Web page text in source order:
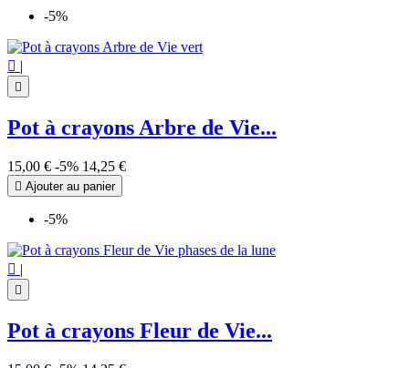
-5%
 |

Pot à crayons Arbre de Vie...
15,00 € -5% 14,25 €
 Ajouter au panier
-5%
 |

Pot à crayons Fleur de Vie...